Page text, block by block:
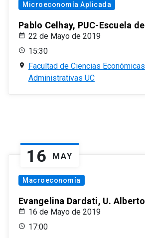
Microeconomía Aplicada
Pablo Celhay, PUC-Escuela
22 de Mayo de 2019
15:30
Facultad de Ciencias
Administrativas UC
16 MAY
Macroeconomía
Evangelina Dardati, U.
16 de Mayo de 2019
17:00